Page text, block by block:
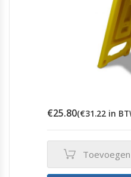
€25.80(€31.22 in